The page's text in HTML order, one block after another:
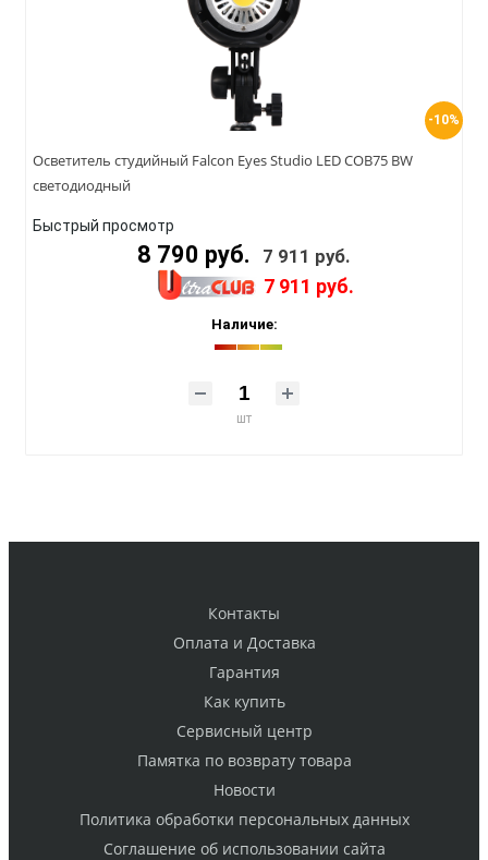
-10%
Осветитель студийный Falcon Eyes Studio LED COB75 BW
светодиодный
Быстрый просмотр
8 790 руб. 7 911 руб.
7 911 руб.
Наличие:
шт
Контакты
Оплата и Доставка
Гарантия
Как купить
Cервисный центр
Памятка по возврату товара
Новости
Политика обработки персональных данных
Cоглашение об использовании сайта